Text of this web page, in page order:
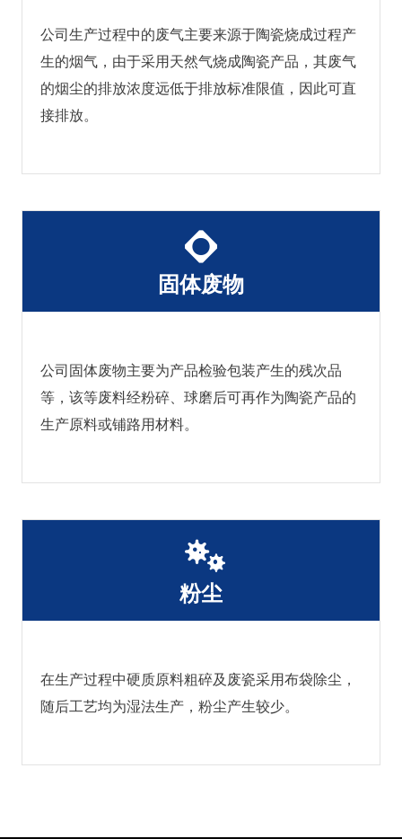
公司生产过程中的废气主要来源于陶瓷烧成过程产
生的烟气，由于采用天然气烧成陶瓷产品，其废气
的烟尘的排放浓度远低于排放标准限值，因此可直
接排放。
固体废物
公司固体废物主要为产品检验包装产生的残次品
等，该等废料经粉碎、球磨后可再作为陶瓷产品的
生产原料或铺路用材料。
粉尘
在生产过程中硬质原料粗碎及废瓷采用布袋除尘，
随后工艺均为湿法生产，粉尘产生较少。